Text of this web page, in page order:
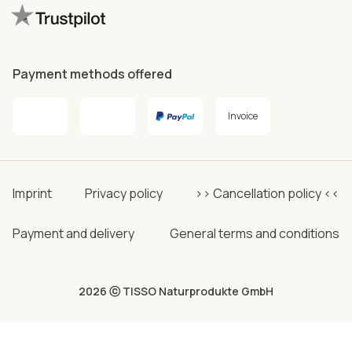
Payment methods offered
Invoice
Imprint Privacy policy >> Cancellation policy <<
Payment and delivery General terms and conditions
2026 ⓒ TISSO Naturprodukte GmbH